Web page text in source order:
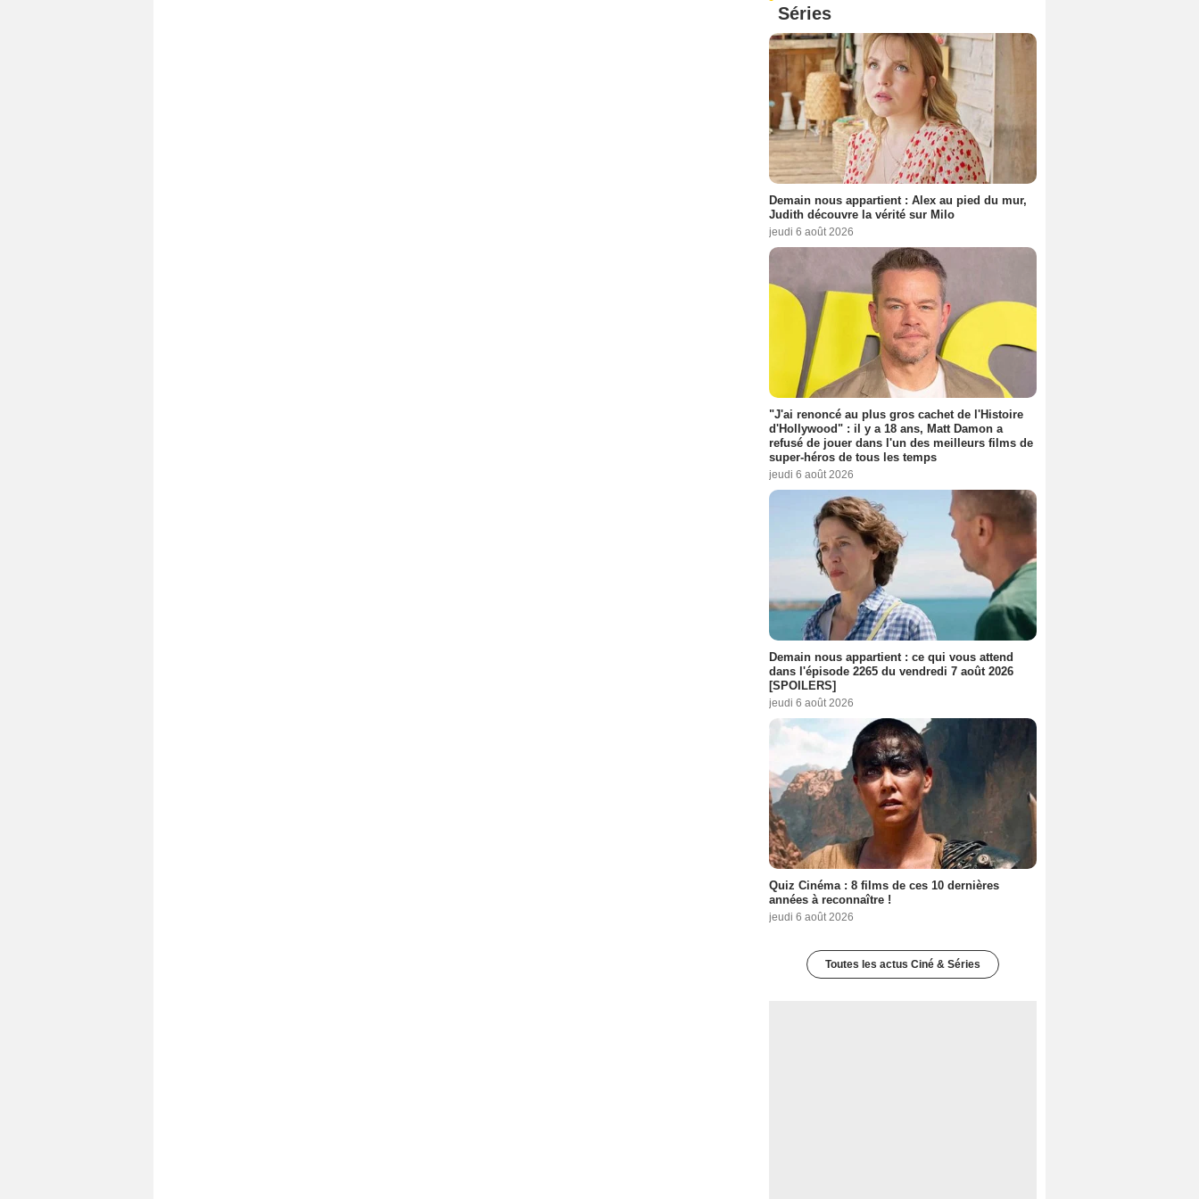
Séries
Demain nous appartient : Alex au pied du mur,
Judith découvre la vérité sur Milo
jeudi 6 août 2026
"J'ai renoncé au plus gros cachet de l'Histoire
d'Hollywood" : il y a 18 ans, Matt Damon a
refusé de jouer dans l'un des meilleurs films de
super-héros de tous les temps
jeudi 6 août 2026
Demain nous appartient : ce qui vous attend
dans l'épisode 2265 du vendredi 7 août 2026
[SPOILERS]
jeudi 6 août 2026
Quiz Cinéma : 8 films de ces 10 dernières
années à reconnaître !
jeudi 6 août 2026
Toutes les actus Ciné & Séries